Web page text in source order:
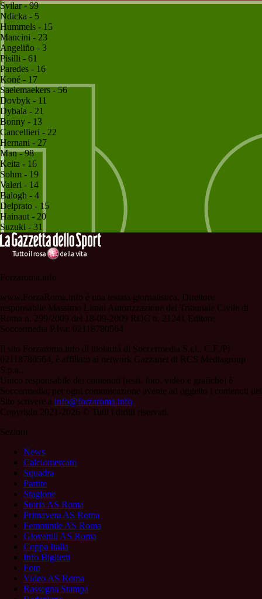
Svilar - 99
Ndicka - 5
Hummels - 15
Mancini - 23
Angeliño - 3
Pisilli - 61
Paredes - 16
Koné - 17
Saelemaekers - 56
Dovbyk - 11
Dybala - 21
Bonny - 13
Cancellieri - 22
Hernani - 27
Man - 98
Keita - 16
Sohm - 19
Valeri - 14
Balogh - 4
Delprato - 15
Hainaut - 20
Suzuki - 31
Forzaroma.info
www.ForzaRoma.info è una testata giornalistica. Direttore
responsabile Massimo Limiti Autorizzazione del Tribunale Civile di
Roma n. 299/2009 del 18-09-2009 ROC n. 21241 Editore
Soccermedia P.Iva: 02118780564
Il sito Forzaroma.info di titolarità di Soccermedia S.r.l., C.F./PI
02118780564, è affiliato al network Gazzanet di RCS Mediagroup
S.p.a..
Unico responsabile dei contenuti (testi, foto, video e grafiche) è
Soccermedia; per ogni comunicazione avente ad oggetto i contenuti del
Sito scrivere a info@forzaroma.info
Copyright 2021-2026 © Tutti i diritti riservati.
Sezioni
News
Calciomercato
Squadra
Partite
Stagione
Storia AS Roma
Primavera AS Roma
Femminile AS Roma
Giovanili AS Roma
Coppa Italia
Info Biglietti
Foto
Video AS Roma
Rassegna Stampa